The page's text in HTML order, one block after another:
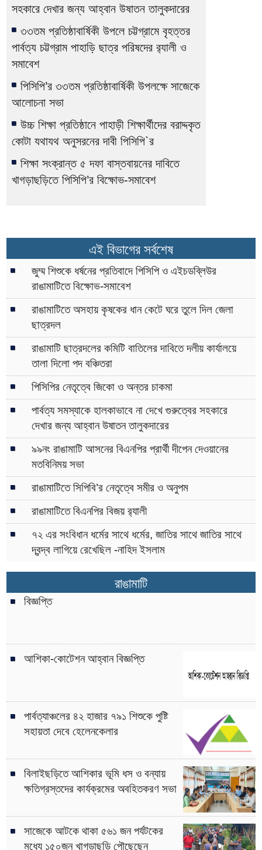
সহকারে দেখার জন্য আহ্বান উষাতন তালুকদারের
৩৩তম প্রতিষ্ঠাবার্ষিকী উপলে চট্টগ্রামে বৃহত্তর
পার্বত্য চট্টগ্রাম পাহাড়ি ছাত্র পরিষদের র‌্যালী ও
সমাবেশ
পিসিপি’র ৩৩তম প্রতিষ্ঠাবার্ষিকী উপলক্ষে সাজেকে
আলোচনা সভা
উচ্চ শিক্ষা প্রতিষ্ঠানে পাহাড়ী শিক্ষার্থীদের বরাদ্দকৃত
কোটা যথাযথ অনুসরনের দাবী পিসিপি`র
শিক্ষা সংক্রান্ত ৫ দফা বাস্তবায়নের দাবিতে
খাগড়াছড়িতে পিসিপি’র বিক্ষোভ-সমাবেশ
এই বিভাগের সর্বশেষ
জুম্ম শিশুকে ধর্ষনের প্রতিবাদে পিসিপি ও এইচডব্লিউর
রাঙামাটিতে বিক্ষোভ-সমাবেশ
রাঙামাটিতে অসহায় কৃষকের ধান কেটে ঘরে তুলে দিল জেলা
ছাত্রদল
রাঙামাটি ছাত্রদলের কমিটি বাতিলের দাবিতে দলীয় কার্যালয়ে
তালা দিলো পদ বঞ্চিতরা
পিসিপির নেতৃত্বে জিকো ও অন্তর চাকমা
পার্বত্য সমস্যাকে হালকাভাবে না দেখে গুরুত্বের সহকারে
দেখার জন্য আহ্বান উষাতন তালুকদারের
৯৯নং রাঙামাটি আসনের বিএনপির প্রার্থী দীপেন দেওয়ানের
মতবিনিময় সভা
রাঙামাটিতে সিপিবি’র নেতৃত্বে সমীর ও অনুপম
রাঙামাটিতে বিএনপির বিজয় র‌্যালী
৭২ এর সংবিধান ধর্মের সাথে ধর্মের, জাতির সাথে জাতির সাথে
দ্বন্দ্ব লাগিয়ে রেখেছিল -নাহিদ ইসলাম
রাঙামাটি
বিজ্ঞপ্তি
আশিকা-কোটেশন আহ্বান বিজ্ঞপ্তি
পার্বত্যাঞ্চলের ৪২ হাজার ৭৯১ শিশুকে পুষ্টি
সহায়তা দেবে হেলেনকেলার
বিলাইছড়িতে আশিকার ভূমি ধস ও বন্যায়
ক্ষতিগ্রস্তদের কার্যক্রমের অবহিতকরণ সভা
সাজেকে আটকে থাকা ৫৬১ জন পর্যটকের
মধ্যে ১৫০জন খাগড়াছড়ি পৌছেছেন